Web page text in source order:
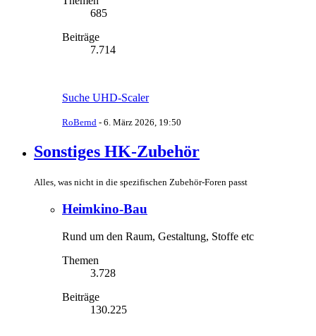
685
Beiträge
7.714
Suche UHD-Scaler
RoBernd - 6. März 2026, 19:50
Sonstiges HK-Zubehör
Alles, was nicht in die spezifischen Zubehör-Foren passt
Heimkino-Bau
Rund um den Raum, Gestaltung, Stoffe etc
Themen
3.728
Beiträge
130.225